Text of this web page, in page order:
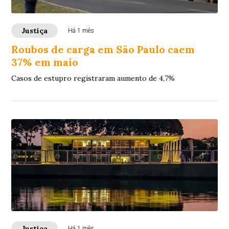
Justiça Há 1 mês
Roubos de carga em São Paulo caem
37% em maio
Casos de estupro registraram aumento de 4,7%